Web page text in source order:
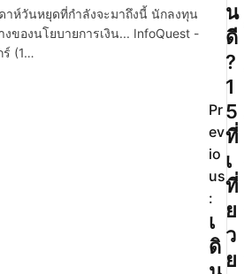
ห์วันหยุดที่กำลังจะมาถึงนี้ นักลงทุน
ของนโยบายการเงิน... InfoQuest -
ร์ (1…
Pr
ev
io
us
:
เ
ดิ
น
ดี
?
1
5
ที่
เ
ที่
ย
ว
ย